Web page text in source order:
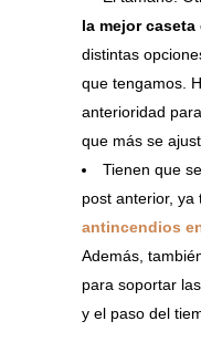
la mejor caseta
distintas
que tengamos.
anterioridad
que más se
Tienen que
post anterior, ya
antincendios
Además,
para soportar
y el paso del